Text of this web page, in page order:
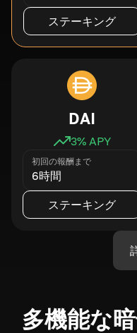
ステーキング
DAI
3% APY
初回の報酬まで
6時間
ステーキング
多機能な